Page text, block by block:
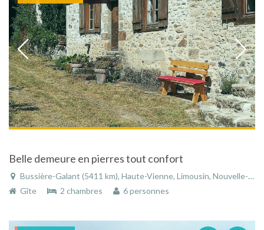
Belle demeure en pierres tout confort
Bussière-Galant (5411 km), Haute-Vienne, Limousin, Nouvelle-Aquitaine, France
Gîte
2 chambres 6 personnes